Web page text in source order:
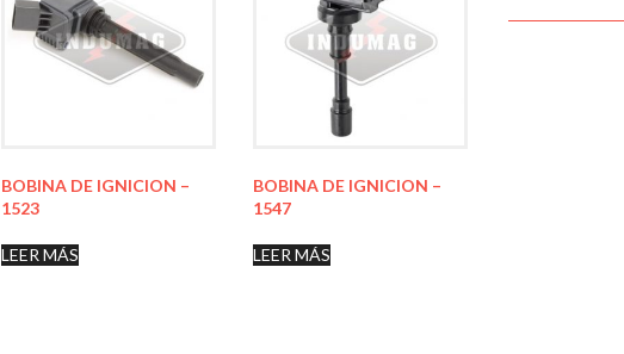
BOBINA DE IGNICION –
1523
LEER MÁS
BOBINA DE IGNICION –
1547
LEER MÁS